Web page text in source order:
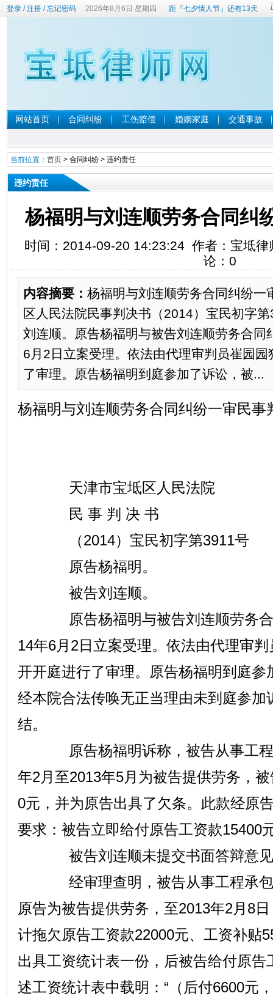
登录/注册/忘记密码 2026年8月6日 星期四 距『七夕情人节』还有13天
网站首页 合同纠纷 工伤赔偿 婚姻家庭 交通事故
当前位置： 首页> 合同纠纷> 违约责任
违约责任
杨福明与刘连顺劳务合同纠
时间：2014-09-20 14:23:24 作者：宝坻
论： 0
内容摘要： 杨福明与刘连顺劳务合同纠纷一
区人民法院民事判决书（2014）宝民初字
刘连顺。原告杨福明与被告刘连顺劳务合同
6月2日立案受理。依法由代理审判员崔园
了审理。原告杨福明到庭参加了诉讼，被...
杨福明与刘连顺劳务合同纠纷一审民事
天津市宝坻区人民法院
民 事 判 决 书
（2014）宝民初字第3911号
原告杨福明。
被告刘连顺。
原告杨福明与被告刘连顺劳务合
14年6月2日立案受理。依法由代理审
开开庭进行了审理。原告杨福明到庭参
经本院合法传唤无正当理由未到庭参加
结。
原告杨福明诉称，被告从事工程
年2月至2013年5月为被告提供劳务，
0元，并为原告出具了欠条。此款经原
要求：被告立即给付原告工资款15400
被告刘连顺未提交书面答辩意
经审理查明，被告从事工程承包
原告为被告提供劳务，至2013年2月8
计拖欠原告工资款22000元、工资补贴
出具工资统计表一份，后被告给付原告
述工资统计表中载明：“（后付6600元